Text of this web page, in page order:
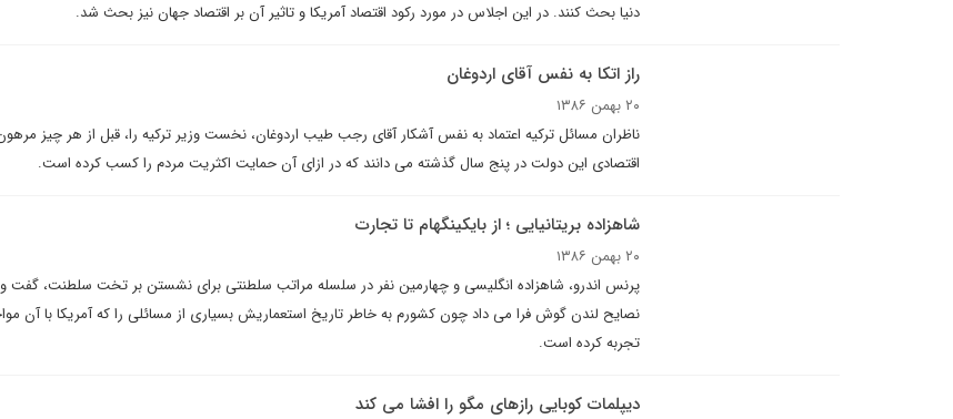
دنیا بحث کنند. در این اجلاس در مورد رکود اقتصاد آمریکا و تاثیر آن بر اقتصاد جهان نیز بحث شد.
راز اتکا به نفس آقای اردوغان
۲۰ بهمن ۱۳۸۶
ناظران مسائل ترکیه اعتماد به نفس آشکار آقای رجب طیب اردوغان، نخست وزیر ترکیه را، قبل از هر چیز
اقتصادی این دولت در پنج سال گذشته می دانند که در ازای آن حمایت اکثریت مردم را کسب کرده است.
شاهزاده بريتانيايى ؛ از بایکینگهام تا تجارت
۲۰ بهمن ۱۳۸۶
پرنس اندرو، شاهزاده انگلیسی و چهارمین نفر در سلسله مراتب سلطنتی برای نشستن بر تخت سلطنت، گفت
نصایح لندن گوش فرا می داد چون کشورم به خاطر تاریخ استعماریش بسیاری از مسائلی را که آمریکا با آن
تجربه کرده است.
دیپلمات کوبایی رازهای مگو را افشا می کند